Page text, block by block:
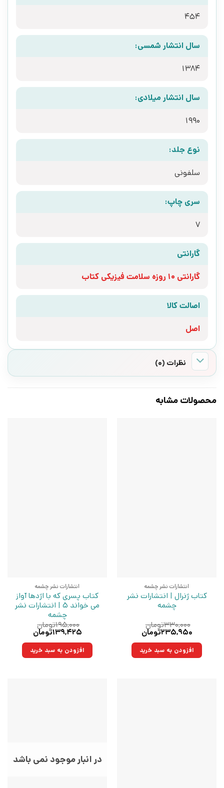
454
سال انتشار شمسی:
1384
سال انتشار میلادی:
1990
نوع جلد:
سلفونی
سری چاپ:
7
گارانتی
گارانتی 10 روزه سلامت فیزیکی کتاب
اصالت کالا
اصل
نظرات (0)
محصولات مشابه
انتشارات نشر چشمه
کتاب ژنرال | انتشارات نشر
چشمه
۳۳۰,۰۰۰تومان
قیمت
۳۳۰,۰۰۰تومان
بود.
۲۳۵,۹۵۰تومان
۲۳۵,۹۵۰تومان.افزودن به سبد خرید
انتشارات نشر چشمه
کتاب پسری که با اژدها آواز
می خواند 5 | انتشارات نشر
چشمه
۱۹۵,۰۰۰تومان
قیمت
۱۹۵,۰۰۰تومان
بود.
۱۳۹,۴۲۵تومان
۱۳۹,۴۲۵تومان.افزودن به سبد خرید
در انبار موجود نمی باشد